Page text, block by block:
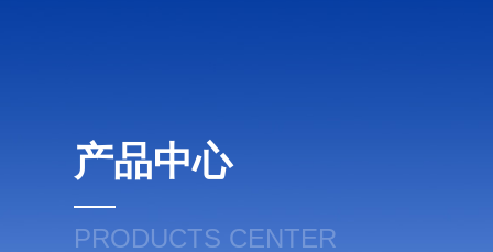
产品中心
PRODUCTS CENTER